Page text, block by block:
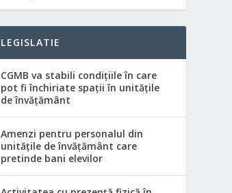
LEGISLATIE
CGMB va stabili condiţiile în care
pot fi închiriate spaţii în unităţile
de învăţământ
Amenzi pentru personalul din
unităţile de învăţământ care
pretinde bani elevilor